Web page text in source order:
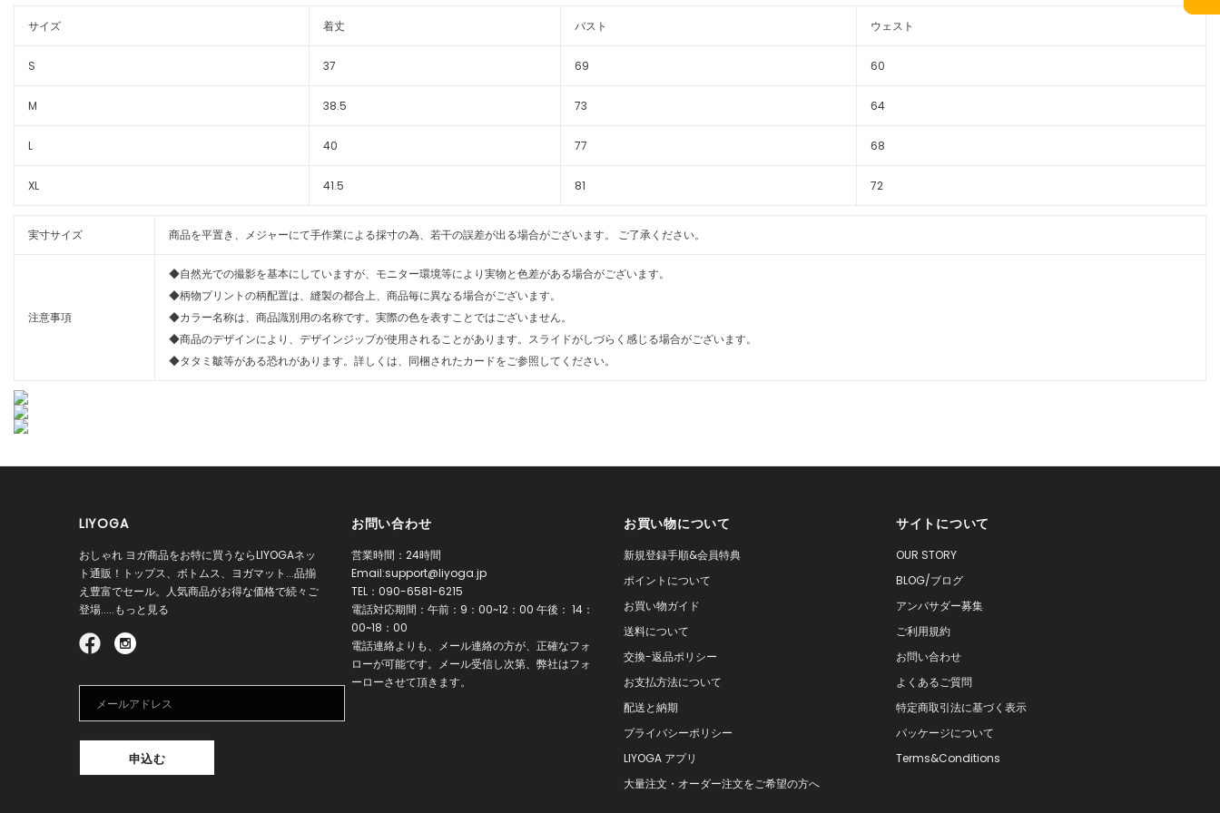
サイズ 着丈 バスト ウェスト
S 37 69 60
M 38.5 73 64
L 40 77 68
XL 41.5 81 72
実寸サイズ 商品を平置き、メジャーにて手作業による採寸の為、若干の誤差が出る場合がございます。 ご了承ください。
注意事項
◆自然光での撮影を基本にしていますが、モニター環境等により実物と色差がある場合がございます。
◆柄物プリントの柄配置は、縫製の都合上、商品毎に異なる場合がございます。
◆カラー名称は、商品識別用の名称です。実際の色を表すことではございません。
◆商品のデザインにより、デザインジップが使用されることがあります。スライドがしづらく感じる場合がございます。
◆タタミ皺等がある恐れがあります。詳しくは、同梱されたカードをご参照してください。
LIYOGA
おしゃれ ヨガ商品をお特に買うならLIYOGAネッ
ト通販！トップス、ボトムス、ヨガマット...品揃
え豊富でセール。人気商品がお得な価格で続々ご
登場.....もっと見る
お問い合わせ
営業時間：24時間
Email:support@liyoga.jp
TEL： 090-6581-6215
電話対応期間：午前：9：00~12：00 午後： 14：
00~18：00
電話連絡よりも、メール連絡の方が、正確なフォ
ローが可能です。メール受信し次第、弊社はフォ
ーローさせて頂きます。
お買い物について
新規登録手順&会員特典
ポイントについて
お買い物ガイド
送料について
交換-返品ポリシー
お支払方法について
配送と納期
プライバシーポリシー
LIYOGA アプリ
大量注文・オーダー注文をご希望の方へ
サイトについて
OUR STORY
BLOG/ブログ
アンバサダー募集
ご利用規約
お問い合わせ
よくあるご質問
特定商取引法に基づく表示
パッケージについて
Terms&Conditions